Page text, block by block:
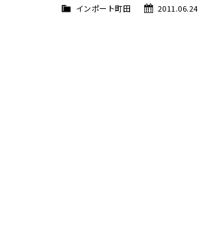
2011.06.24
インポート町田